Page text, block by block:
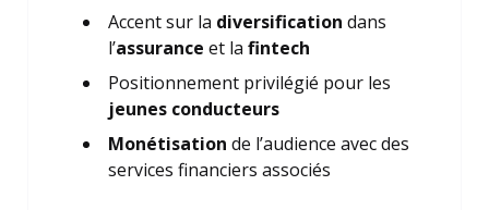
Accent sur la diversification dans
l’assurance et la fintech
Positionnement privilégié pour les
jeunes conducteurs
Monétisation de l’audience avec des
services financiers associés